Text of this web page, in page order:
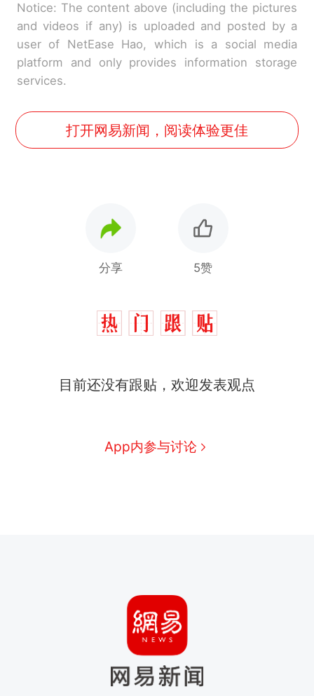
Notice: The content above (including the pictures
and videos if any) is uploaded and posted by a
user of NetEase Hao, which is a social media
platform and only provides information storage
services.
打开网易新闻，阅读体验更佳
分享 5赞
目前还没有跟贴，欢迎发表观点
App内参与讨论